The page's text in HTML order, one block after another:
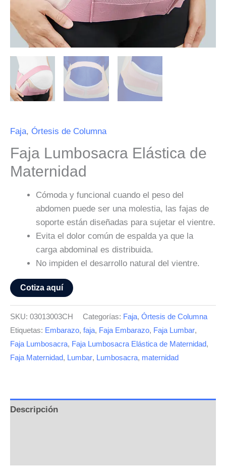
Faja, Órtesis de Columna
Faja Lumbosacra Elástica de
Maternidad
Cómoda y funcional cuando el peso del
abdomen puede ser una molestia, las fajas de
soporte están diseñadas para sujetar el vientre.
Evita el dolor común de espalda ya que la
carga abdominal es distribuida.
No impiden el desarrollo natural del vientre.
Cotiza aquí
SKU: 03013003CH Categorías: Faja, Órtesis de Columna
Etiquetas: Embarazo, faja, Faja Embarazo, Faja Lumbar,
Faja Lumbosacra, Faja Lumbosacra Elástica de Maternidad,
Faja Maternidad, Lumbar, Lumbosacra, maternidad
Descripción